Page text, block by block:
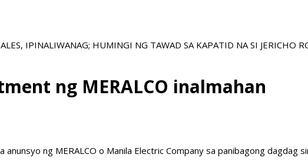
IPINALIWANAG; HUMINGI NG TAWAD SA KAPATID NA SI JERICHO
ng MERALCO inalmahan
ng MERALCO o Manila Electric Company sa panibagong dagdag